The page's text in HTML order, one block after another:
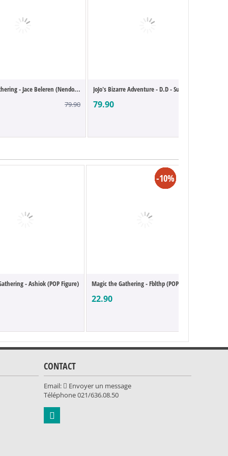
- Jace Beleren (Nendo...
79.90
JoJo's Bizarre Adventure - D.D - Super Ac...
79.90
-4%
-4%
- Ashiok (POP Figure) Magic the Gathering - Fblthp (POP Figure)
22.90
-13%
-6%
-25%
-5%
-5%
-5%
-5%
-10%
CONTACT
Email:
Envoyer un message
Téléphone021/636.08.50